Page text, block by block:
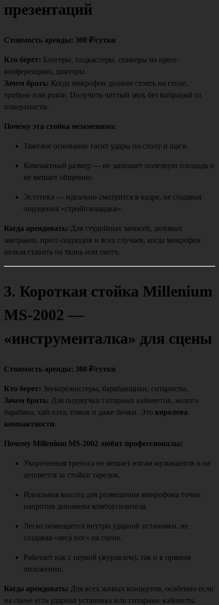
презентаций
Стоимость аренды: 300 ₽/сутки
Кто берет: Блогеры, подкастеры, спикеры на пресс-
конференциях, дикторы.
Зачем брать: Когда микрофон должен стоять на столе,
трибуне или рояле. Получить чистый звук без вибраций от
поверхности.
Почему эта стойка незаменима:
Тяжелое основание гасит удары по столу и шаги.
Компактный размер — не занимает полезную площадь и
не мешает общению.
Эстетика — идеально смотрится в кадре, не создавая
ощущения «стройплощадки».
Когда арендовать: Для студийных записей, деловых
завтраков, пресс-подходов и всех случаев, когда микрофон
нельзя ставить на ткань или скотч.
3. Короткая стойка Millenium
MS-2002 —
«инструменталка» для сцены
Стоимость аренды: 300 ₽/сутки
Кто берет: Звукорежиссеры, барабанщики, гитаристы.
Зачем брать: Для подзвучки гитарных кабинетов, малого
барабана, хай-хэта, томов и даже бочки. Это королева
компактности.
Почему Millenium MS-2002 любят профессионалы:
Укороченная тренога не мешает ногам музыкантов и не
цепляется за стойки тарелок.
Идеальная высота для размещения микрофона точно
напротив динамика комбоусилителя.
Легко помещается внутри ударной установки, не
создавая «леса ног» на сцене.
Работает как с перкой (журавлем), так и в прямом
положении.
Когда арендовать: Для всех живых концертов, особенно если
на сцене есть ударная установка или гитарные кабинеты.